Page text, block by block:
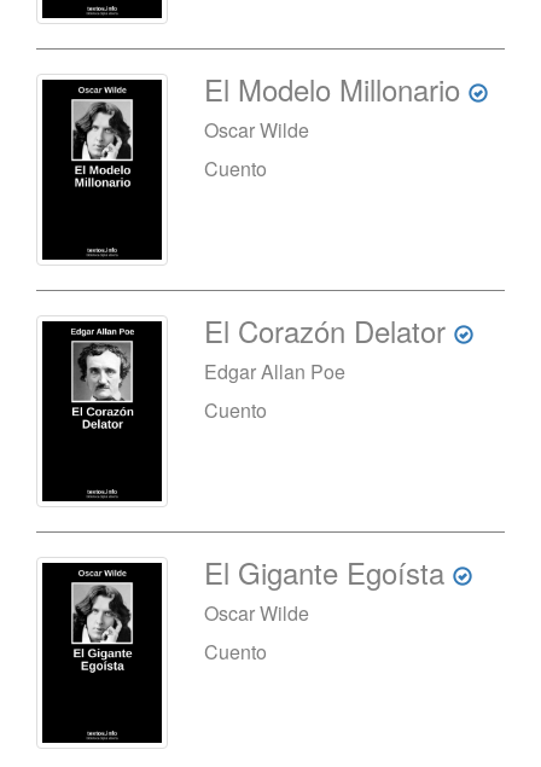
El Modelo Millonario
Oscar Wilde
Cuento
El Corazón Delator
Edgar Allan Poe
Cuento
El Gigante Egoísta
Oscar Wilde
Cuento